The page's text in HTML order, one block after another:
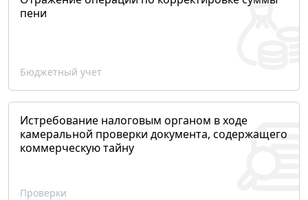
пени
Бюджетный учет
Истребование налоговым органом в ходе
камеральной проверки документа, содержащего
коммерческую тайну
Проверки